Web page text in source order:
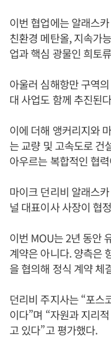
이번 협업에는 알래스
친환경 메탄올, 지속가
업과 핵심 광물인 희토
아울러 심해항만 구역
대 사업도 함께 추진된
이에 더해 앵커리지와
는 교량 및 고속도로 건
아우르는 복합적인 협
마이크 던리비 알래스
널 대표이사 사장이 협
이번 MOU는 2년 동안
계약은 아니다. 양측은
을 협의해 정식 계약 체
던리비 주지사는 “포스
이다”며 “자원과 지리
고 있다”고 평가했다.